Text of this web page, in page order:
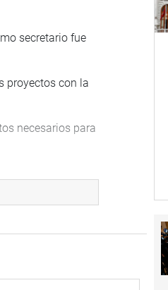
secretario fue
proyectos con la
necesarios para
destrabar los
y para
Edgar Ochoa